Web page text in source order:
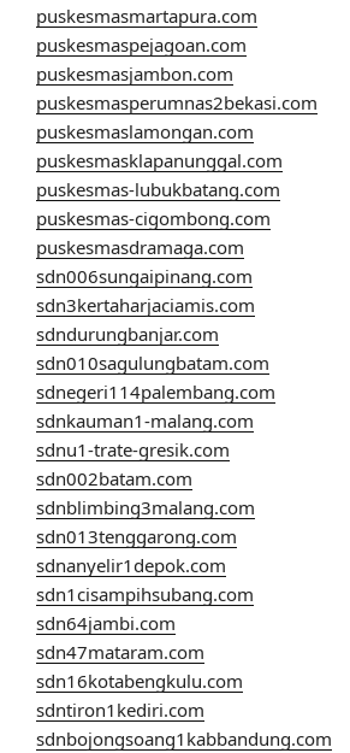
puskesmasmartapura.com
puskesmaspejagoan.com
puskesmasjambon.com
puskesmasperumnas2bekasi.com
puskesmaslamongan.com
puskesmasklapanunggal.com
puskesmas-lubukbatang.com
puskesmas-cigombong.com
puskesmasdramaga.com
sdn006sungaipinang.com
sdn3kertaharjaciamis.com
sdndurungbanjar.com
sdn010sagulungbatam.com
sdnegeri114palembang.com
sdnkauman1-malang.com
sdnu1-trate-gresik.com
sdn002batam.com
sdnblimbing3malang.com
sdn013tenggarong.com
sdnanyelir1depok.com
sdn1cisampihsubang.com
sdn64jambi.com
sdn47mataram.com
sdn16kotabengkulu.com
sdntiron1kediri.com
sdnbojongsoang1kabbandung.com